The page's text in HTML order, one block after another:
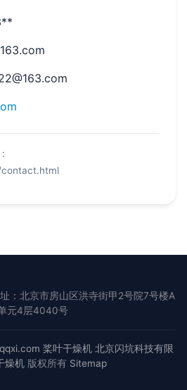
：北京市房山区洪寺街甲2号院7号楼A
元4层4040号
桨叶干燥机 北京闪坑科技有限
燥机版权所有 Sitemap